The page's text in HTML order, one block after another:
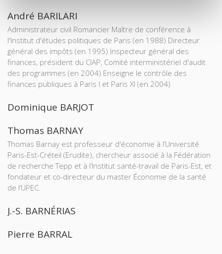
André BARILARI
Administrateur civil Romancier Maître de conférence à
l'Institut d'études politiques de Paris (en 1988) Directeur
général des impôts (en 1995) Inspecteur général des
finances, président du CIAP, Comité interministériel d'audit
des programmes (en 2004) Enseigne le contrôle des
finances publiques à Paris I et Paris XI (en 2004)
Dominique BARJOT
Thomas BARNAY
Thomas Barnay est professeur d'économie à l’Université
Paris-Est-Créteil (Erudite), chercheur associé à la Fédération
de recherche Tepp et à l’Institut santé-travail de Paris-Est, et
fondateur et co-directeur du master Économie de la santé
de l’UPEC.
J.-S. BARNÉRIAS
Pierre BARRAL